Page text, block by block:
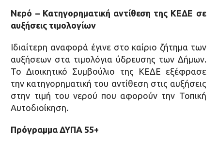
Νερό – Κατηγορηματική αντίθεση της ΚΕΔΕ σε
αυξήσεις τιμολογίων
Ιδιαίτερη αναφορά έγινε στο καίριο ζήτημα των
αυξήσεων στα τιμολόγια ύδρευσης των Δήμων.
Το Διοικητικό Συμβούλιο της ΚΕΔΕ εξέφρασε
την κατηγορηματική του αντίθεση στις αυξήσεις
στην τιμή του νερού που αφορούν την Τοπική
Αυτοδιοίκηση.
Πρόγραμμα ΔΥΠΑ 55+